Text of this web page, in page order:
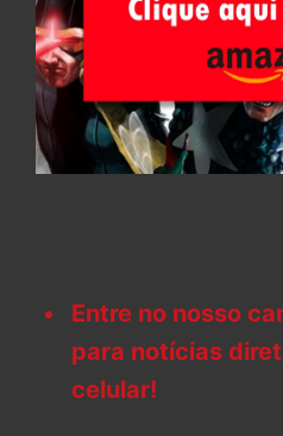
Entre no nosso
para notícias
celular!